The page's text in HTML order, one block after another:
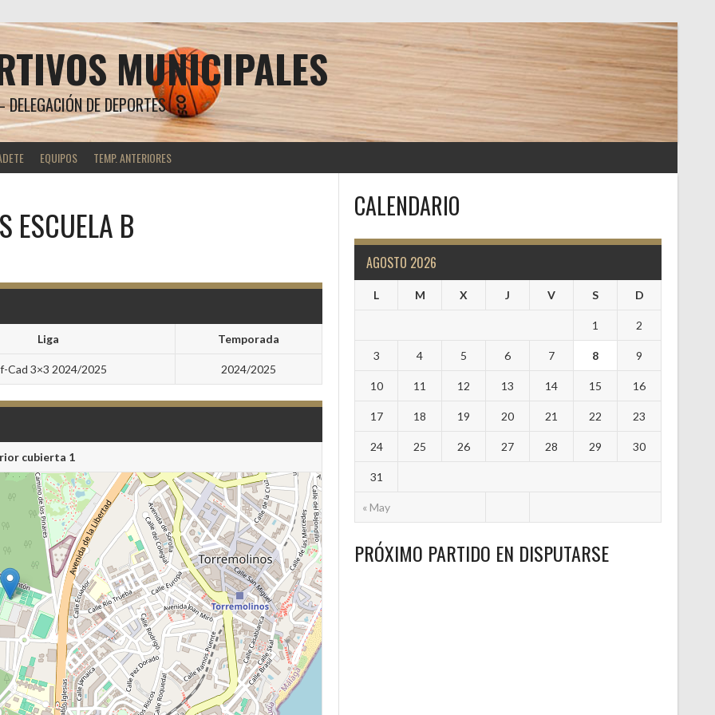
MUNICIPALES
DE DEPORTES
EQUIPOS TEMP. ANTERIORES
ESCUELA B
Liga Temporada
Cad 3×3 2024/2025 2024/2025
cubierta 1
CALENDARIO
AGOSTO 2026
L M X J V S D
« May
1 2
3 4 5 6 7 8 9
10 11 12 13 14 15 16
17 18 19 20 21 22 23
24 25 26 27 28 29 30
31
PRÓXIMO PARTIDO EN DISPUTARSE